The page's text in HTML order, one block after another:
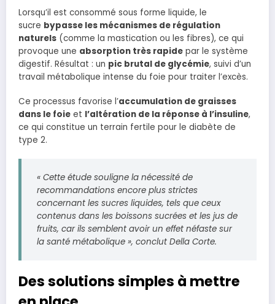
Lorsqu’il est consommé sous forme liquide, le
sucre bypasse les mécanismes de régulation
naturels (comme la mastication ou les fibres), ce qui
provoque une absorption très rapide par le système
digestif. Résultat : un pic brutal de glycémie, suivi d’un
travail métabolique intense du foie pour traiter l’excès.
Ce processus favorise l’accumulation de graisses
dans le foie et l’altération de la réponse à l’insuline,
ce qui constitue un terrain fertile pour le diabète de
type 2.
« Cette étude souligne la nécessité de
recommandations encore plus strictes
concernant les sucres liquides, tels que ceux
contenus dans les boissons sucrées et les jus de
fruits, car ils semblent avoir un effet néfaste sur
la santé métabolique », conclut Della Corte.
Des solutions simples à mettre